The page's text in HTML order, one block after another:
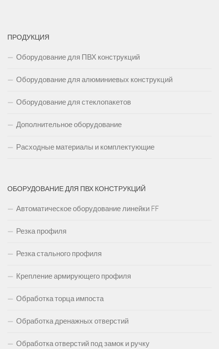
ПРОДУКЦИЯ
Оборудование для ПВХ конструкций
Оборудование для алюминиевых конструкций
Оборудование для стеклопакетов
Дополнительное оборудование
Расходные материалы и комплектующие
ОБОРУДОВАНИЕ ДЛЯ ПВХ КОНСТРУКЦИЙ
Автоматическое оборудование линейки FF
Резка профиля
Резка стального профиля
Крепление армирующего профиля
Обработка торца импоста
Обработка дренажных отверстий
Обработка отверстий под замок и ручку